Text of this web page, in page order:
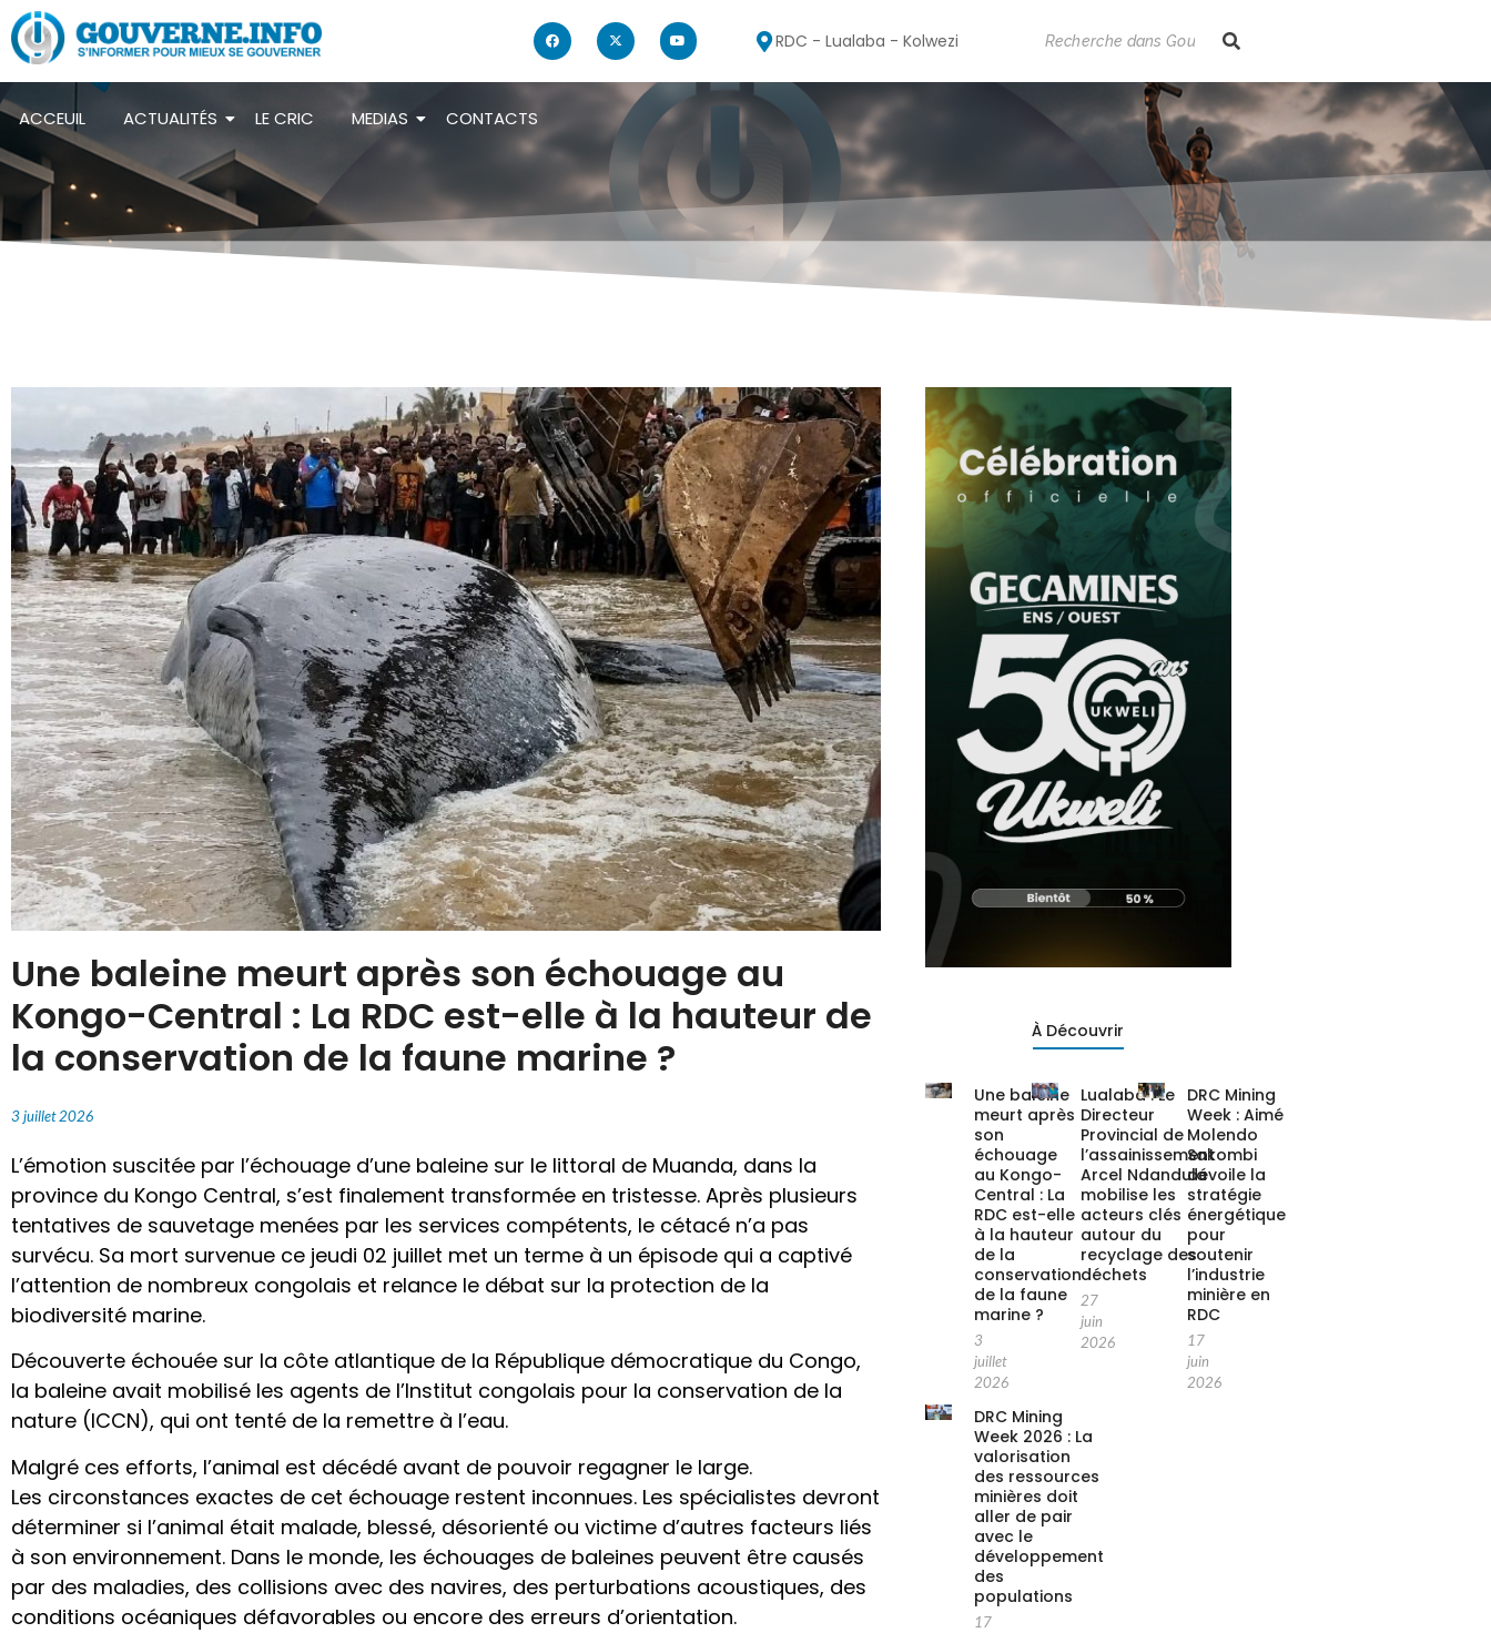
RDC - Lualaba - Kolwezi
ACCEUIL ACTUALITÉS LE CRIC MEDIAS CONTACTS
Une baleine meurt après son échouage au
Kongo-Central : La RDC est-elle à la hauteur de
la conservation de la faune marine ?
3 juillet 2026
L’émotion suscitée par l’échouage d’une baleine sur le littoral de Muanda, dans la
province du Kongo Central, s’est finalement transformée en tristesse. Après plusieurs
tentatives de sauvetage menées par les services compétents, le cétacé n’a pas
survécu. Sa mort survenue ce jeudi 02 juillet met un terme à un épisode qui a captivé
l’attention de nombreux congolais et relance le débat sur la protection de la
biodiversité marine.
Découverte échouée sur la côte atlantique de la République démocratique du Congo,
la baleine avait mobilisé les agents de l’Institut congolais pour la conservation de la
nature (ICCN), qui ont tenté de la remettre à l’eau.
Malgré ces efforts, l’animal est décédé avant de pouvoir regagner le large.
Les circonstances exactes de cet échouage restent inconnues. Les spécialistes devront
déterminer si l’animal était malade, blessé, désorienté ou victime d’autres facteurs liés
à son environnement. Dans le monde, les échouages de baleines peuvent être causés
par des maladies, des collisions avec des navires, des perturbations acoustiques, des
conditions océaniques défavorables ou encore des erreurs d’orientation.
À Découvrir
Une baleine
meurt après
son
échouage
au Kongo-
Central : La
RDC est-elle
à la hauteur
de la
conservation
de la faune
marine ?
3
juillet
2026
Lualaba : Le
Directeur
Provincial de
l’assainissement
Arcel Ndandula
mobilise les
acteurs clés
autour du
recyclage des
déchets
27
juin
2026
DRC Mining
Week : Aimé
Molendo
Sakombi
dévoile la
stratégie
énergétique
pour
soutenir
l’industrie
minière en
RDC
17
juin
2026
DRC Mining
Week 2026 : La
valorisation
des ressources
minières doit
aller de pair
avec le
développement
des
populations
17